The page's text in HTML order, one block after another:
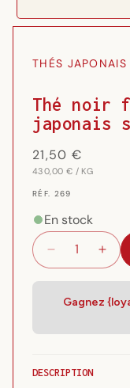
Ouvrir
une
fenêtre
modale
THÉS JAPONAIS
Thé noir
japonais
Prix
habituel
21,50 €
PRIX
430,00 € / PAR
KG
RÉF.
}}:
RÉF. 269
En stock
Réduire
la
de
noir
au
la
de
noir
Gagnez
DESCRIPTION